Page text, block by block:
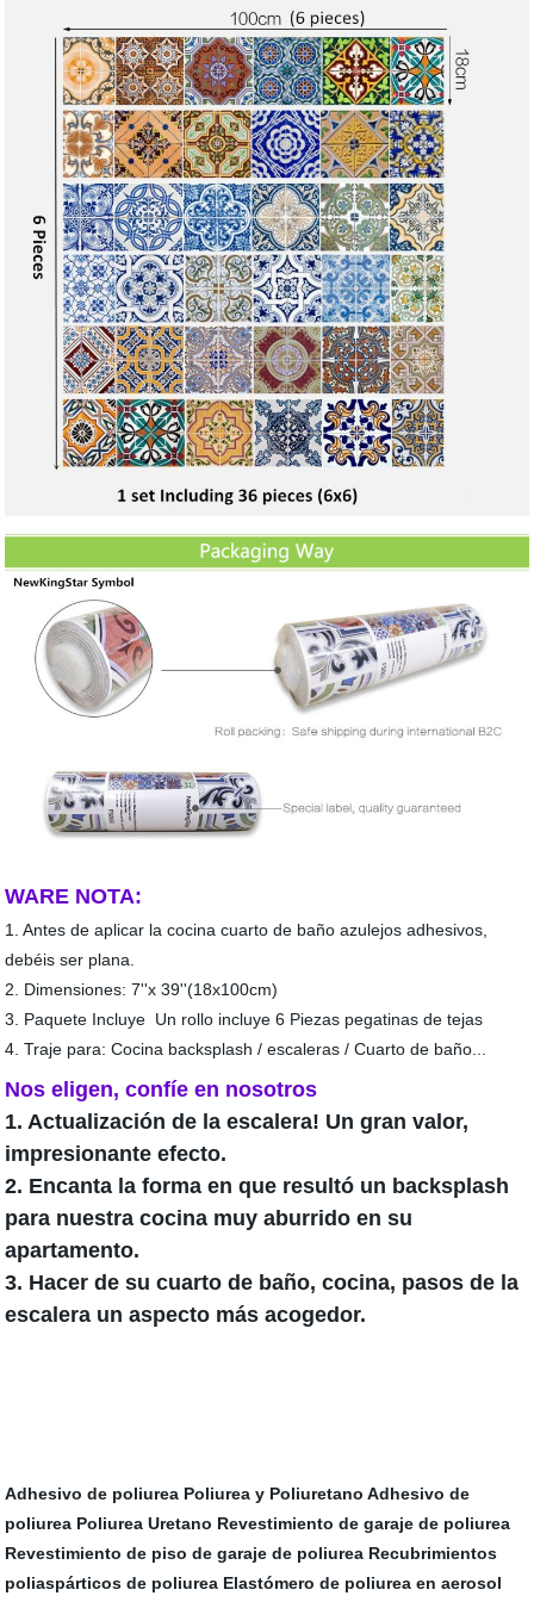
WARE NOTA:
1. Antes de aplicar la cocina cuarto de baño azulejos adhesivos,
debéis ser plana.
2. Dimensiones: 7''x 39''(18x100cm)
3. Paquete Incluye Un rollo incluye 6 Piezas pegatinas de tejas
4. Traje para: Cocina backsplash / escaleras / Cuarto de baño...
Nos eligen, confíe en nosotros
1. Actualización de la escalera! Un gran valor,
impresionante efecto.
2. Encanta la forma en que resultó un backsplash
para nuestra cocina muy aburrido en su
apartamento.
3. Hacer de su cuarto de baño, cocina, pasos de la
escalera un aspecto más acogedor.
Adhesivo de poliurea Poliurea y Poliuretano Adhesivo de
poliurea Poliurea Uretano Revestimiento de garaje de poliurea
Revestimiento de piso de garaje de poliurea Recubrimientos
poliaspárticos de poliurea Elastómero de poliurea en aerosol